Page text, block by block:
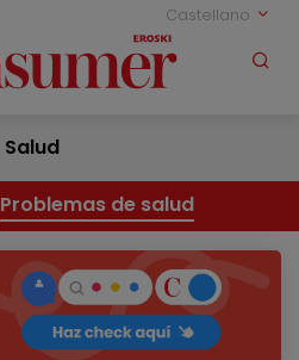
Castellano
Salud
Problemas de salud